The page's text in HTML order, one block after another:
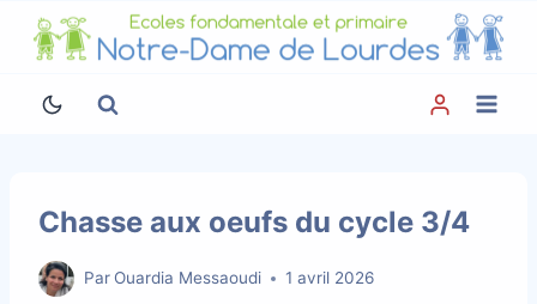
Aller
Chasse aux oeufs du cycle 3/4
Par Ouardia Messaoudi 1 avril 2026